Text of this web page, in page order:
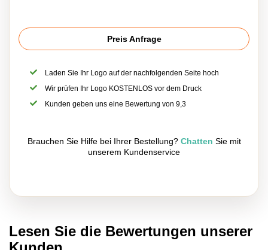
Preis Anfrage
Laden Sie Ihr Logo auf der nachfolgenden Seite hoch
Wir prüfen Ihr Logo KOSTENLOS vor dem Druck
Kunden geben uns eine Bewertung von 9,3
Brauchen Sie Hilfe bei Ihrer Bestellung? Chatten Sie mit
unserem Kundenservice
Lesen Sie die Bewertungen unserer